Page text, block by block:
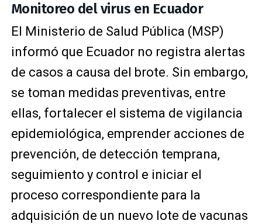
Monitoreo del virus en Ecuador
El Ministerio de Salud Pública (MSP)
informó que Ecuador no registra alertas
de casos a causa del brote. Sin embargo,
se toman medidas preventivas, entre
ellas, fortalecer el sistema de vigilancia
epidemiológica, emprender acciones de
prevención, de detección temprana,
seguimiento y control e iniciar el
proceso correspondiente para la
adquisición de un nuevo lote de vacunas